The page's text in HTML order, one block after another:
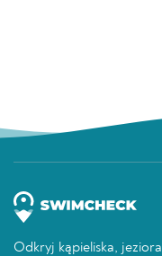
Odkryj kąpieliska,